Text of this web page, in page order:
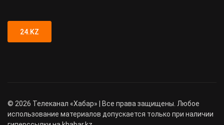
24.KZ
© 2026 Телеканал «Хабар» | Все права защищены. Любое
использование материалов допускается только при наличии